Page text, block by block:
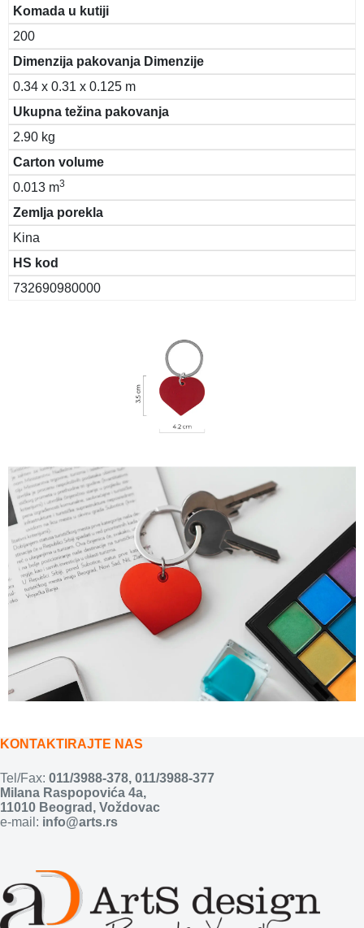
Komada u kutiji
200
Dimenzija pakovanja Dimenzije
0.34 x 0.31 x 0.125 m
Ukupna težina pakovanja
2.90 kg
Carton volume
0.013 m3
Zemlja porekla
Kina
HS kod
732690980000
KONTAKTIRAJTE NAS
Tel/Fax: 011/3988-378, 011/3988-377
Milana Raspopovića 4a,
11010 Beograd, Voždovac
e-mail: info@arts.rs